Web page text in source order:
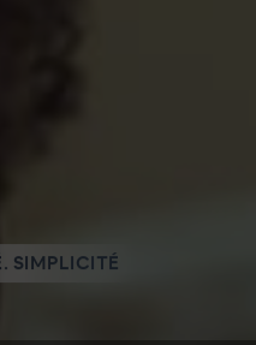
SIMPLICITÉ